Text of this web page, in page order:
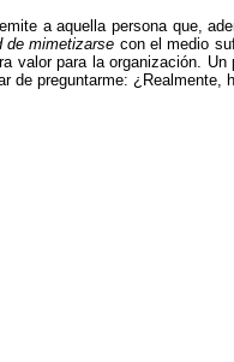
a aquella persona que,
de mimetizarse con el medio
para la organización.
de preguntarme: ¿Realmente,